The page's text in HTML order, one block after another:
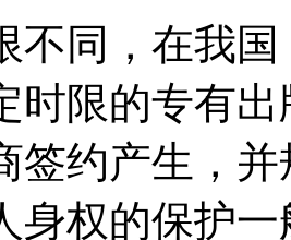
不同，在我
时限的专有
签约产生，
身权的保护